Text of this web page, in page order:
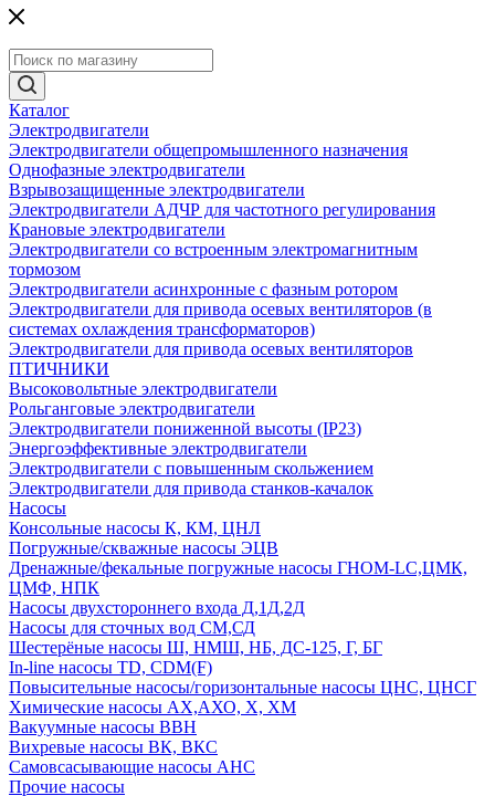
Каталог
Электродвигатели
Электродвигатели общепромышленного назначения
Однофазные электродвигатели
Взрывозащищенные электродвигатели
Электродвигатели АДЧР для частотного регулирования
Крановые электродвигатели
Электродвигатели со встроенным электромагнитным
тормозом
Электродвигатели асинхронные с фазным ротором
Электродвигатели для привода осевых вентиляторов (в
системах охлаждения трансформаторов)
Электродвигатели для привода осевых вентиляторов
ПТИЧНИКИ
Высоковольтные электродвигатели
Рольганговые электродвигатели
Электродвигатели пониженной высоты (IP23)
Энергоэффективные электродвигатели
Электродвигатели с повышенным скольжением
Электродвигатели для привода станков-качалок
Насосы
Консольные насосы К, КМ, ЦНЛ
Погружные/скважные насосы ЭЦВ
Дренажные/фекальные погружные насосы ГНОМ-LC,ЦМК,
ЦМФ, НПК
Насосы двухстороннего входа Д,1Д,2Д
Насосы для сточных вод СМ,СД
Шестерёные насосы Ш, НМШ, НБ, ДС-125, Г, БГ
In-line насосы TD, CDM(F)
Повысительные насосы/горизонтальные насосы ЦНС, ЦНСГ
Химические насосы АХ,АХО, Х, ХМ
Вакуумные насосы ВВН
Вихревые насосы ВК, ВКС
Самовсасывающие насосы АНС
Прочие насосы